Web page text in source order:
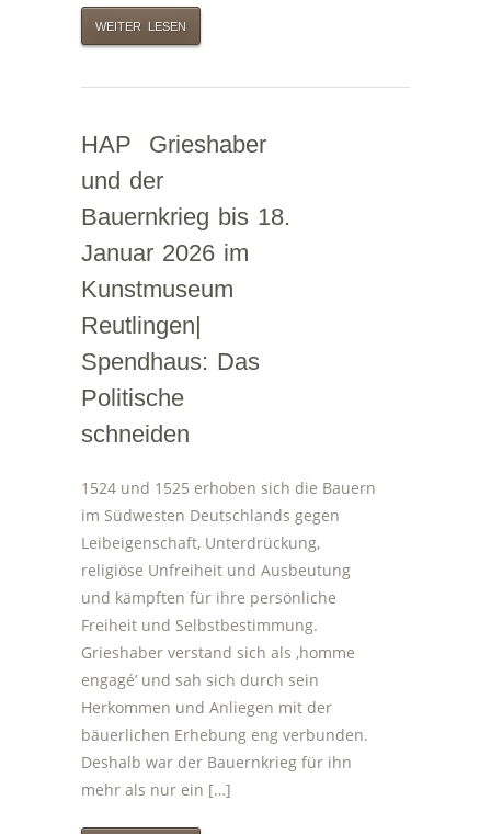
WEITER LESEN
HAP Grieshaber
und der
Bauernkrieg bis 18.
Januar 2026 im
Kunstmuseum
Reutlingen|
Spendhaus: Das
Politische
schneiden
1524 und 1525 erhoben sich die Bauern
im Südwesten Deutschlands gegen
Leibeigenschaft, Unterdrückung,
religiöse Unfreiheit und Ausbeutung
und kämpften für ihre persönliche
Freiheit und Selbstbestimmung.
Grieshaber verstand sich als ‚homme
engagé’ und sah sich durch sein
Herkommen und Anliegen mit der
bäuerlichen Erhebung eng verbunden.
Deshalb war der Bauernkrieg für ihn
mehr als nur ein […]